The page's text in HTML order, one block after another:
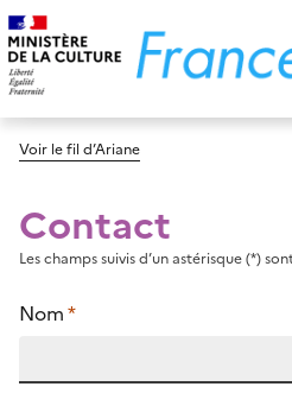
Voir le fil d’Ariane
Contact
Les champs suivis d’un astérisque (*)
Nom*